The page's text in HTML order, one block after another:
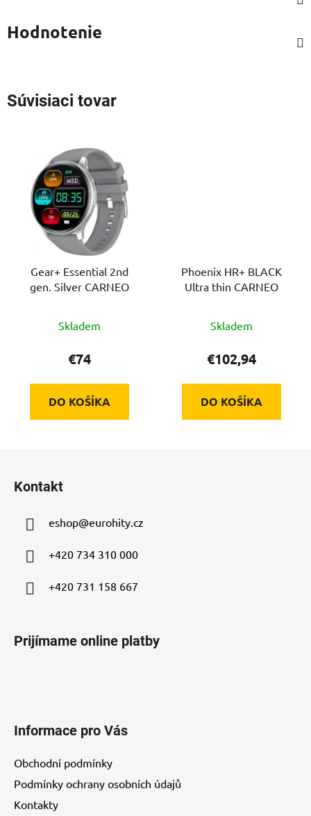
Hodnotenie
Súvisiaci tovar
Gear+ Essential 2nd
gen. Silver CARNEO
Skladem
€74
DO KOŠÍKA
Phoenix HR+ BLACK
Ultra thin CARNEO
Skladem
€102,94
DO KOŠÍKA
Kontakt
eshop@eurohity.cz
+420 734 310 000
+420 731 158 667
Prijímame online platby
Informace pro Vás
Obchodní podmínky
Podmínky ochrany osobních údajů
Kontakty